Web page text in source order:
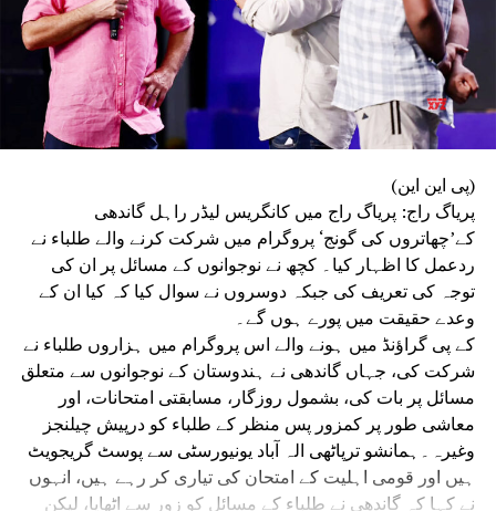
(پی این این)
پریاگ راج: پریاگ راج میں کانگریس لیڈر راہل گاندھی
کے’چھاتروں کی گونج‘ پروگرام میں شرکت کرنے والے طلباء نے
ردعمل کا اظہار کیا۔ کچھ نے نوجوانوں کے مسائل پر ان کی
توجہ کی تعریف کی جبکہ دوسروں نے سوال کیا کہ کیا ان کے
وعدے حقیقت میں پورے ہوں گے۔
کے پی گراؤنڈ میں ہونے والے اس پروگرام میں ہزاروں طلباء نے
شرکت کی، جہاں گاندھی نے ہندوستان کے نوجوانوں سے متعلق
مسائل پر بات کی، بشمول روزگار، مسابقتی امتحانات، اور
معاشی طور پر کمزور پس منظر کے طلباء کو درپیش چیلنجز
وغیرہ۔ہمانشو ترپاٹھی الہ آباد یونیورسٹی سے پوسٹ گریجویٹ
ہیں اور قومی اہلیت کے امتحان کی تیاری کر رہے ہیں، انہوں
نے کہا کہ گاندھی نے طلباء کے مسائل کو زور سے اٹھایا، لیکن